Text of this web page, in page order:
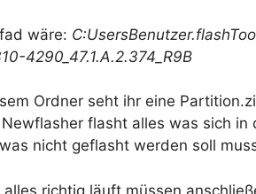
wäre:
4290_47.1.A.2.374_R9B
Ordner seht ihr eine
Newflasher flasht alles was sich
nicht geflasht werden soll
alles richtig läuft müssen